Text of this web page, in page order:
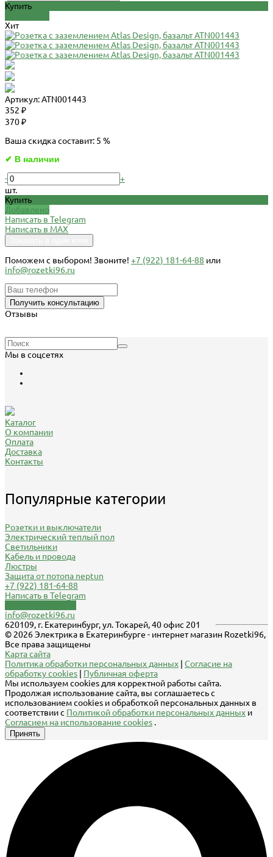
Купить
Хит
Артикул:ATN001443
352 ₽
370 ₽
Ваша скидка составит: 5 %
✔ В наличии
-
+
шт.
Купить
Добавлено
Написать в Telegram
Написать в MAX
Поможем c выбором! Звоните! +7 (922) 181-64-88 или
info@rozetki96.ru
Получить консультацию
Отзывы
Мы в соцсетях
Каталог
О компании
Оплата
Доставка
Контакты
Популярные категории
Розетки и выключатели
Электрический теплый пол
Светильники
Кабель и провода
Люстры
Защита от потопа neptun
+7 (922) 181-64-88
Написать в Telegram
info@rozetki96.ru
620109, г. Екатеринбург, ул. Токарей, 40 офис 201
© 2026 Электрика в Екатеринбурге - интернет магазин Rozetki96,
Все права защищены
Карта сайта
Политика обработки персональных данных | Согласие на
обработку cookies | Публичная оферта
Мы используем cookies для корректной работы сайта.
Продолжая использование сайта, вы соглашаетесь с
использованием cookies и обработкой персональных данных в
соответствии с Политикой обработки персональных данных и
Согласием на использование cookies .
Принять